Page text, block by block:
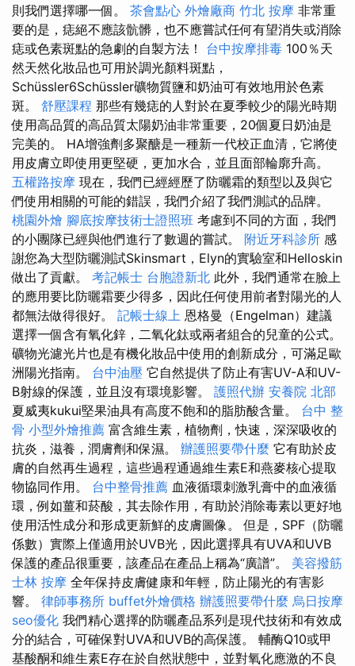
則我們選擇哪一個。 茶會點心 外燴廠商 竹北 按摩 非常重
要的是，痣絕不應該骯髒，也不應嘗試任何有望消失或消除
痣或色素斑點的急劇的自製方法！ 台中按摩排毒 100％天
然天然化妝品也可用於調光顏料斑點，
Schüssler6Schüssler礦物質鹽和奶油可有效地用於色素
斑。 舒壓課程 那些有幾痣的人對於在夏季較少的陽光時期
使用高品質的高品質太陽奶油非常重要，20個夏日奶油是
完美的。 HA增強劑多聚醣是一種新一代校正血清，它將使
用皮膚立即使用更堅硬，更加水合，並且面部輪廓升高。
五權路按摩 現在，我們已經經歷了防曬霜的類型以及與它
們使用相關的可能的錯誤，我們介紹了我們測試的品牌。
桃園外燴 腳底按摩技術士證照班 考慮到不同的方面，我們
的小團隊已經與他們進行了數週的嘗試。 附近牙科診所 感
謝您為大型防曬測試Skinsmart，Elyn的實驗室和Helloskin
做出了貢獻。 考記帳士 台胞證新北 此外，我們通常在臉上
的應用要比防曬霜要少得多，因此任何使用前者對陽光的人
都無法做得很好。 記帳士線上 恩格曼（Engelman）建議
選擇一個含有氧化鋅，二氧化鈦或兩者組合的兒童的公式。
礦物光濾光片也是有機化妝品中使用的創新成分，可滿足歐
洲陽光指南。 台中油壓 它自然提供了防止有害UV-A和UV-
B射線的保護，並且沒有環境影響。 護照代辦 安養院 北部
夏威夷kukui堅果油具有高度不飽和的脂肪酸含量。 台中 整
骨 小型外燴推薦 富含維生素，植物劑，快速，深深吸收的
抗炎，滋養，潤膚劑和保濕。 辦護照要帶什麼 它有助於皮
膚的自然再生過程，這些過程通過維生素E和燕麥核心提取
物協同作用。 台中整骨推薦 血液循環刺激乳膏中的血液循
環，例如薑和菸酸，其去除作用，有助於消除毒素以更好地
使用活性成分和形成更新鮮的皮膚圖像。 但是，SPF（防曬
係數）實際上僅適用於UVB光，因此選擇具有UVA和UVB
保護的產品很重要，該產品在產品上稱為“廣譜”。 美容撥筋
士林 按摩 全年保持皮膚健康和年輕，防止陽光的有害影
響。 律師事務所 buffet外燴價格 辦護照要帶什麼 烏日按摩
seo優化 我們精心選擇的防曬產品系列是現代技術和有效成
分的結合，可確保對UVA和UVB的高保護。 輔酶Q10或甲
基酸酮和維生素E存在於自然狀態中，並對氧化應激的不良